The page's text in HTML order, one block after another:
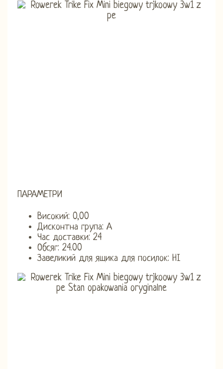
ПАРАМЕТРИ
Високий: 0,00
Дисконтна група: А
Час доставки: 24
Обсяг: 24.00
Завеликий для ящика для посилок: НІ